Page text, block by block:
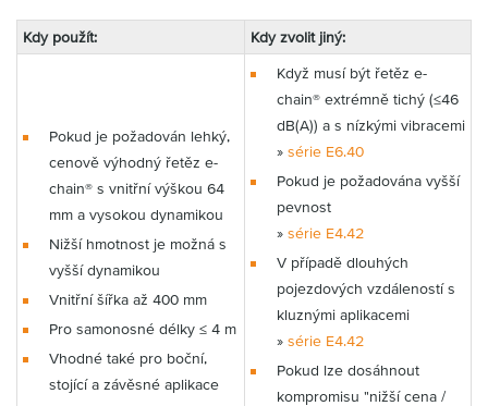
Kdy použít: Kdy zvolit jiný:
Pokud je požadován lehký,
cenově výhodný řetěz e-
chain® s vnitřní výškou 64
mm a vysokou dynamikou
Nižší hmotnost je možná s
vyšší dynamikou
Vnitřní šířka až 400 mm
Pro samonosné délky ≤ 4 m
Vhodné také pro boční,
stojící a závěsné aplikace
Když musí být řetěz e-
chain® extrémně tichý (≤46
dB(A)) a s nízkými vibracemi
» série E6.40
Pokud je požadována vyšší
pevnost
» série E4.42
V případě dlouhých
pojezdových vzdáleností s
kluznými aplikacemi
» série E4.42
Pokud lze dosáhnout
kompromisu "nižší cena /